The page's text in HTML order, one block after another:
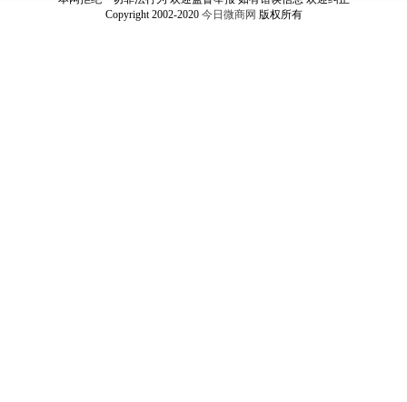
Copyright 2002-2020 今日微商网 版权所有